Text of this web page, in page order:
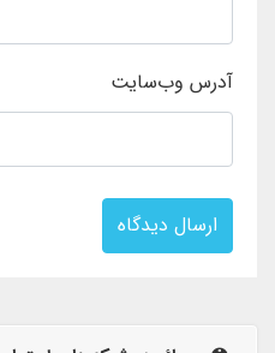
آدرس وب‌سایت
ارسال دیدگاه